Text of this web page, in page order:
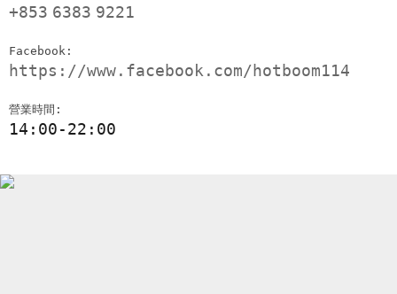
+853 6383 9221
Facebook:
https://www.facebook.com/hotboom114
營業時間:
14:00-22:00